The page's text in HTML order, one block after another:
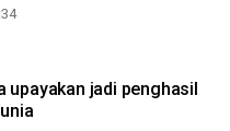
upayakan jadi penghasil